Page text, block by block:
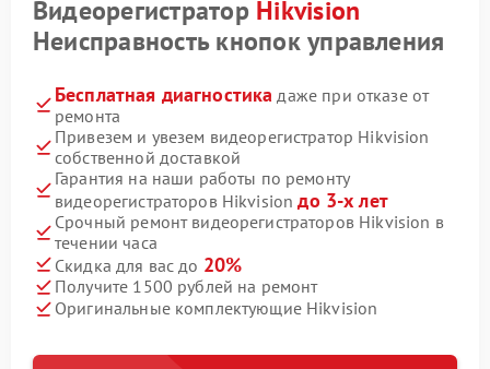
Видеорегистратор Hikvision
Неисправность кнопок управления
Бесплатная диагностика даже при отказе от
ремонта
Привезем и увезем видеорегистратор Hikvision
собственной доставкой
Гарантия на наши работы по ремонту
видеорегистраторов Hikvisionдо 3-х лет
Срочный ремонт видеорегистраторов Hikvision в
течении часа
Скидка для вас до 20%
Получите 1500 рублей на ремонт
Оригинальные комплектующие Hikvision